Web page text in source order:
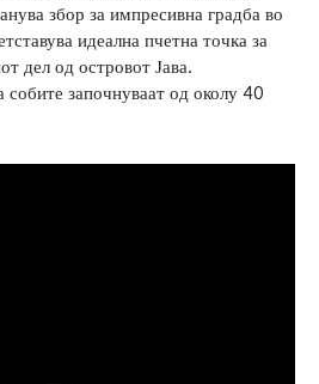
збор за импресивна градба во
идеална пчетна точка за
дел од островот Јава.
започнуваат од околу 40